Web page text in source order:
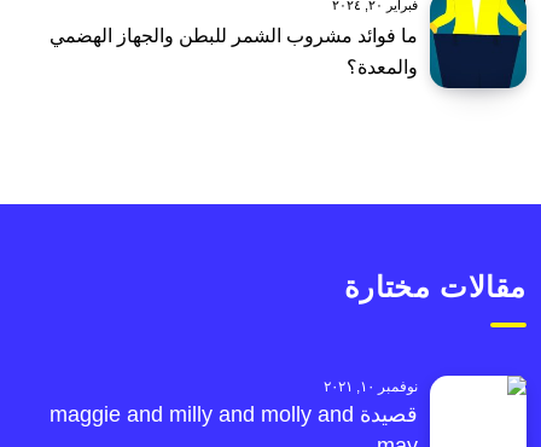
فبراير ٢٠, ٢٠٢٤
ما فوائد مشروب الشمر للبطن والجهاز الهضمي
والمعدة؟
مقالات مختارة
نوفمبر ١٠, ٢٠٢١
قصيدة maggie and milly and molly and